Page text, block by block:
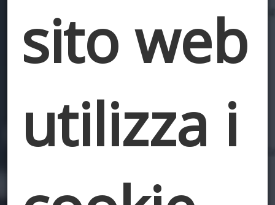
sito web
utilizza i